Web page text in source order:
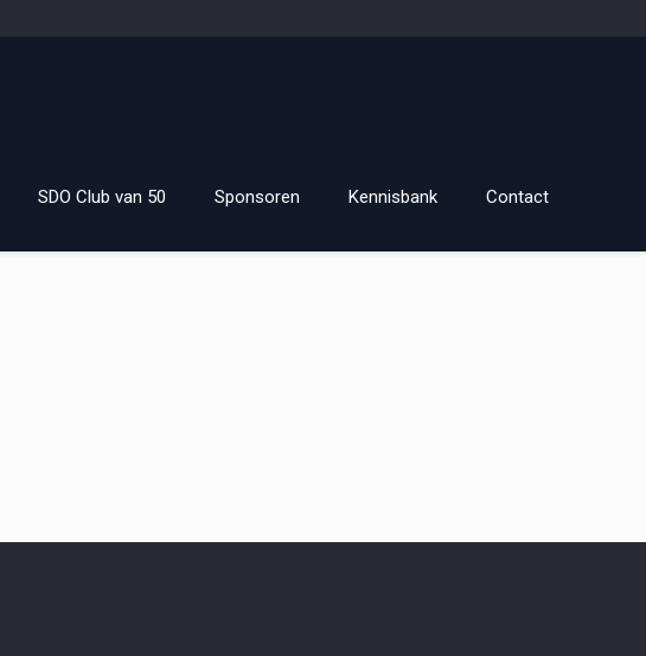
SDO Club van 50 Sponsoren Kennisbank Contact